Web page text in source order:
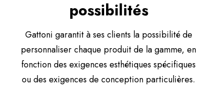
possibilités
Gattoni garantit à ses clients la possibilité de
personnaliser chaque produit de la gamme, en
fonction des exigences esthétiques spécifiques
ou des exigences de conception particulières.